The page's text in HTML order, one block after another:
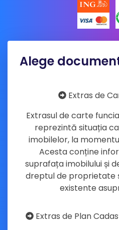
Alege
Extras de
Extrasul de carte
reprezintă situația
imobilelor, la
Acesta conține
suprafața imobilului și
dreptul de proprietate
existente
Extras de Plan